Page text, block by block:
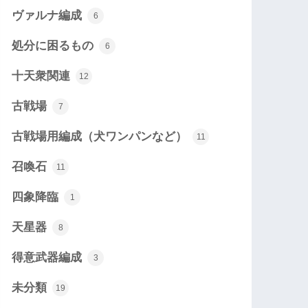
ヴァルナ編成 6
処分に困るもの 6
十天衆関連 12
古戦場 7
古戦場用編成（犬ワンパンなど） 11
召喚石 11
四象降臨 1
天星器 8
得意武器編成 3
未分類 19